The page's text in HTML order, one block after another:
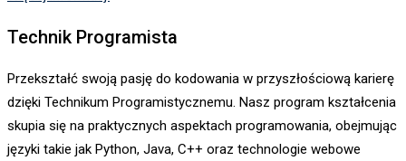
Technik Programista
Przekształć swoją pasję do kodowania w przyszłościową karierę
dzięki Technikum Programistycznemu. Nasz program kształcenia
skupia się na praktycznych aspektach programowania, obejmując
języki takie jak Python, Java, C++ oraz technologie webowe